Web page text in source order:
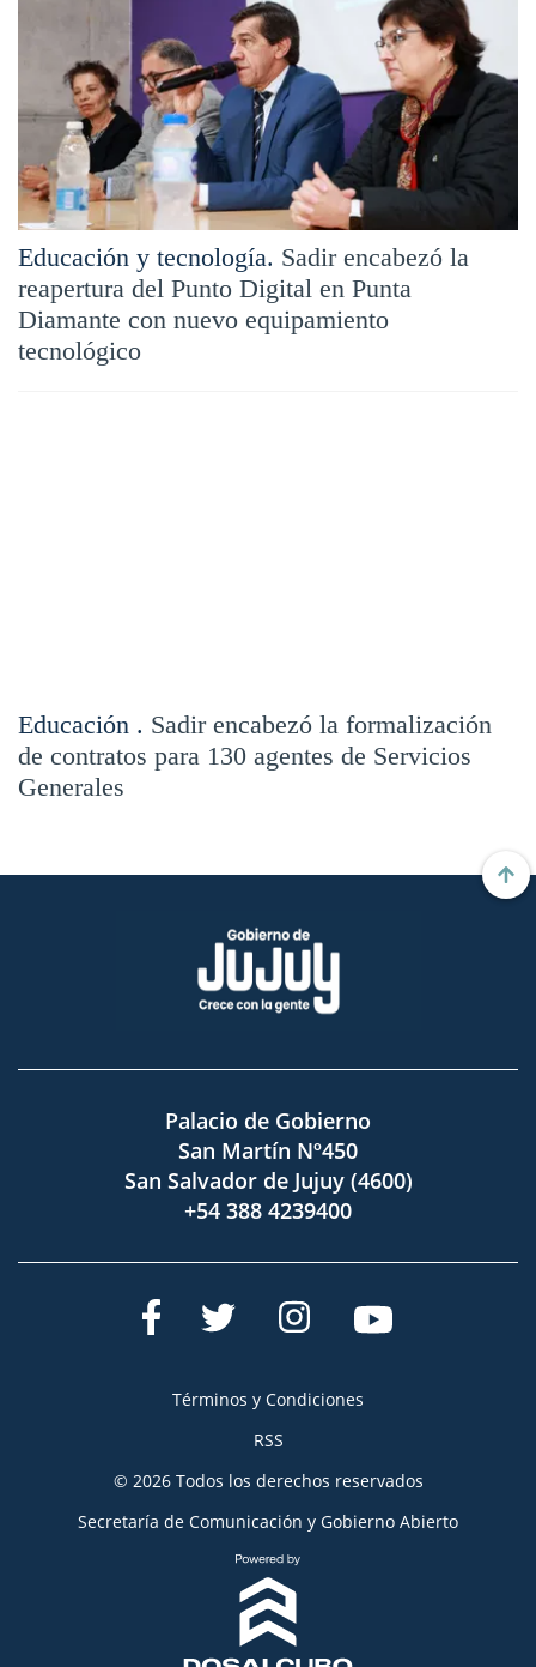
Educación y tecnología. Sadir encabezó la
reapertura del Punto Digital en Punta
Diamante con nuevo equipamiento
tecnológico
Educación . Sadir encabezó la formalización
de contratos para 130 agentes de Servicios
Generales
Palacio de Gobierno
San Martín Nº450
San Salvador de Jujuy (4600)
+54 388 4239400
Términos y Condiciones
RSS
© 2026 Todos los derechos reservados
Secretaría de Comunicación y Gobierno Abierto